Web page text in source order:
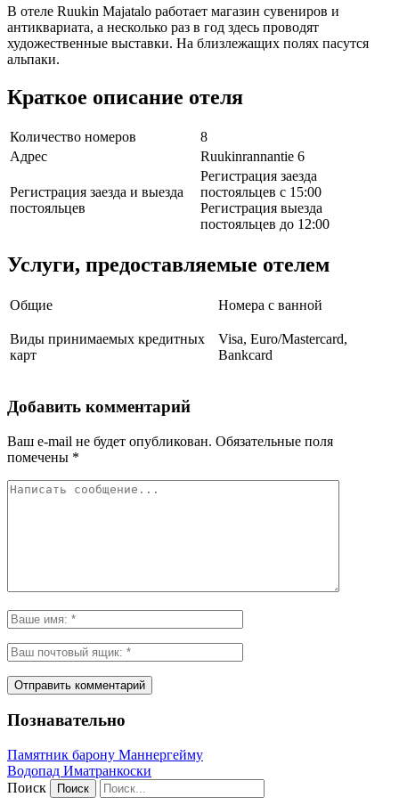
В отеле Ruukin Majatalo работает магазин сувениров и
антиквариата, а несколько раз в год здесь проводят
художественные выставки. На близлежащих полях пасутся
альпаки.
Краткое описание отеля
Количество номеров
8
Адрес
Ruukinrannantie 6
Регистрация заезда и выезда
постояльцев
Регистрация заезда
постояльцев с 15:00
Регистрация выезда
постояльцев до 12:00
Услуги, предоставляемые отелем
Общие Номера с ванной
Виды принимаемых кредитных
карт
Visa, Euro/Mastercard,
Bankcard
Добавить комментарий
Ваш e-mail не будет опубликован. Обязательные поля
помечены *
Познавательно
Памятник барону Маннергейму
Водопад Иматранкоски
Поиск